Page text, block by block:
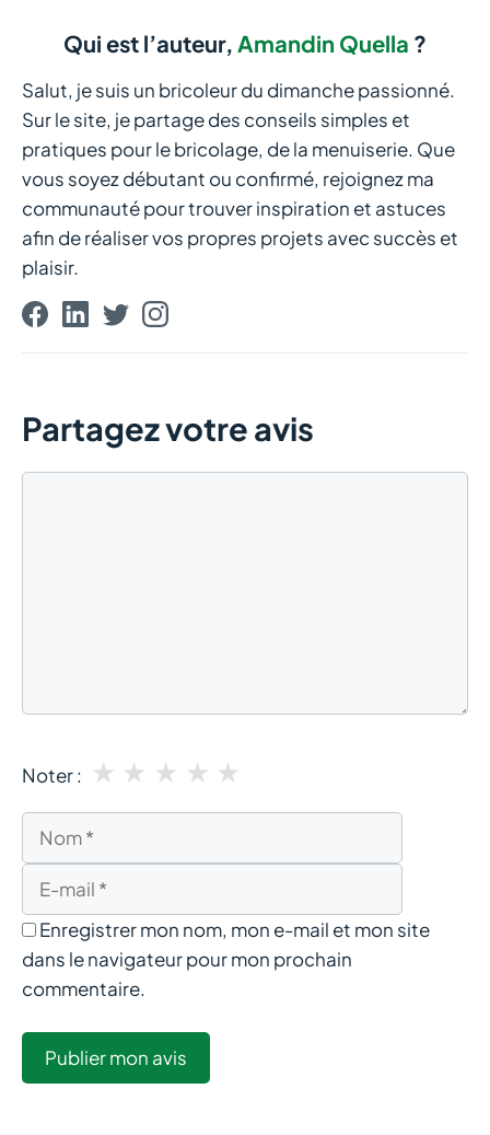
Qui est l’auteur,Amandin Quella ?
Salut, je suis un bricoleur du dimanche passionné.
Sur le site, je partage des conseils simples et
pratiques pour le bricolage, de la menuiserie. Que
vous soyez débutant ou confirmé, rejoignez ma
communauté pour trouver inspiration et astuces
afin de réaliser vos propres projets avec succès et
plaisir.
Partagez votre avis
Noter : ★
★
★
★
★
Nom
mail
Enregistrer mon nom, mon e-mail et mon site
dans le navigateur pour mon prochain
commentaire.